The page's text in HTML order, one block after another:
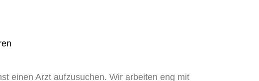
einen Arzt aufzusuchen. Wir arbeiten eng mit